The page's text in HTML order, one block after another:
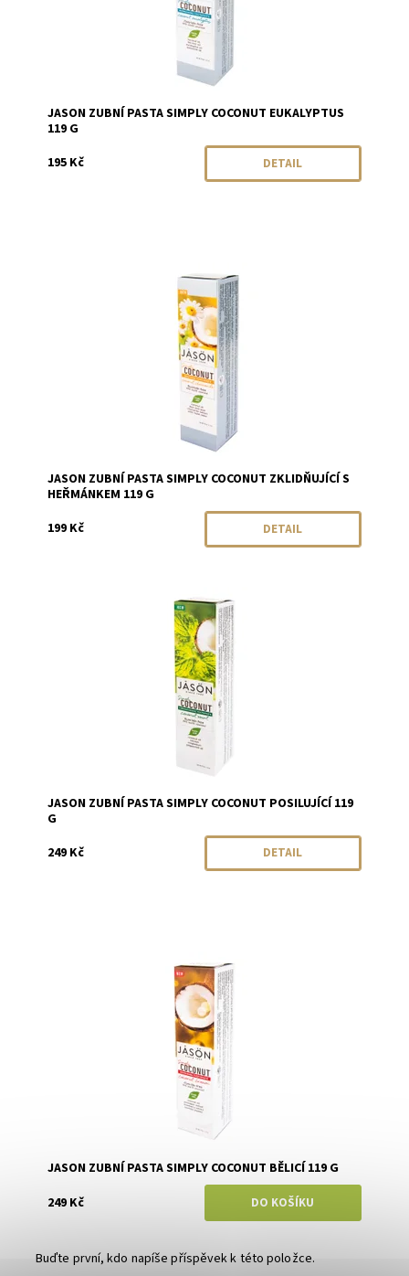
JASON ZUBNÍ PASTA SIMPLY COCONUT EUKALYPTUS
119 G
195 Kč
DETAIL
JASON ZUBNÍ PASTA SIMPLY COCONUT ZKLIDŇUJÍCÍ S
HEŘMÁNKEM 119 G
199 Kč
DETAIL
JASON ZUBNÍ PASTA SIMPLY COCONUT POSILUJÍCÍ 119
G
249 Kč
DETAIL
JASON ZUBNÍ PASTA SIMPLY COCONUT BĚLICÍ 119 G
249 Kč
Buďte první, kdo napíše příspěvek k této položce.